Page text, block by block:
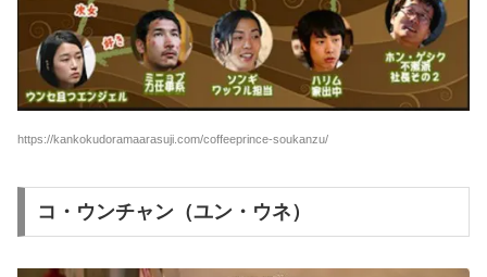
https://kankokudoramaarasuji.com/coffeeprince-soukanzu/
コ・ウンチャン（ユン・ウネ）